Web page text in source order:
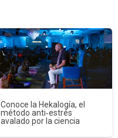
Conoce la Hekalogía, el
método anti‑estrés
avalado por la ciencia